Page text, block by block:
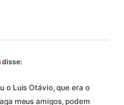
disse:
o Luis Otávio, que era o
meus amigos, podem